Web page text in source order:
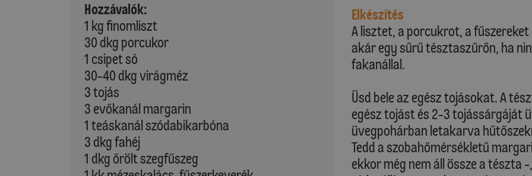
Hozzávalók:
1 kg finomliszt
30 dkg porcukor
1 csipet só
30-40 dkg virágméz
3 tojás
3 evőkanál margarin
1 teáskanál szódabikarbóna
3 dkg fahéj
1 dkg őrölt szegfűszeg
Elkészítés
A lisztet, a porcukrot, a
akár egy sűrű tésztaszűrőn, ha
fakanállal.
Üsd bele az egész tojásokat. A
egész tojást és 2-3 tojássárgáját
üvegpohárban letakarva
Tedd a szobahőmérsékletű
ekkor még nem áll össze a tészta